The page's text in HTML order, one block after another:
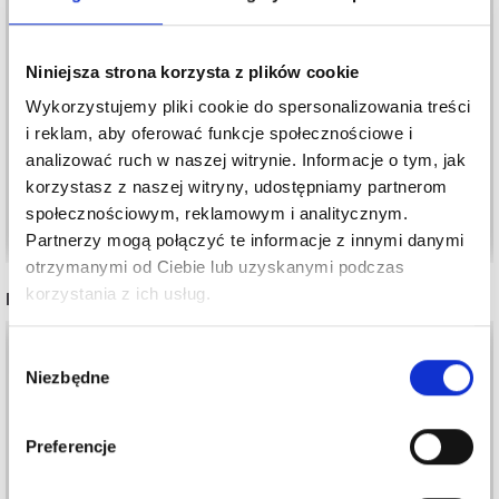
Niniejsza strona korzysta z plików cookie
Wykorzystujemy pliki cookie do spersonalizowania treści
i reklam, aby oferować funkcje społecznościowe i
analizować ruch w naszej witrynie. Informacje o tym, jak
korzystasz z naszej witryny, udostępniamy partnerom
społecznościowym, reklamowym i analitycznym.
Partnerzy mogą połączyć te informacje z innymi danymi
otrzymanymi od Ciebie lub uzyskanymi podczas
korzystania z ich usług.
zgody
Niezbędne
Preferencje
DROPS LIMA
Cena od7,80 zł
Okazja 31/08/2026
Zobacz wszystkie opcje
DROPS KID-SILK
15,20 zł
Okazja 31/08/2026
Zobacz wszystkie opcje
INNI TEŻ WIDZIELI